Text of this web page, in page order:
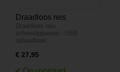
Draadloos reis
scheerapparaat - USB
oplaadbaar
Draadloos reis
scheerapparaat - USB
oplaadbaar…
€ 27,95